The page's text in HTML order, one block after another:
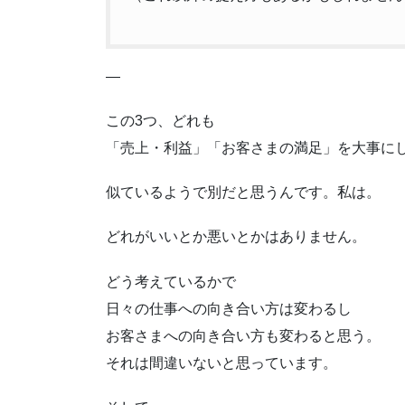
—
この3つ、どれも
「売上・利益」「お客さまの満足」を大事に
似ているようで別だと思うんです。私は。
どれがいいとか悪いとかはありません。
どう考えているかで
日々の仕事への向き合い方は変わるし
お客さまへの向き合い方も変わると思う。
それは間違いないと思っています。